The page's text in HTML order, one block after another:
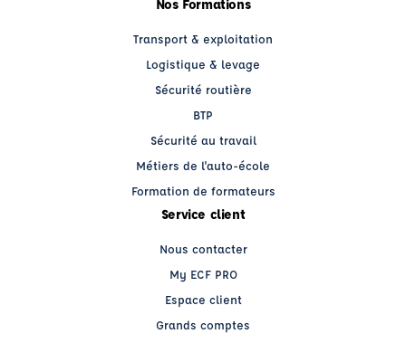
Nos Formations
Transport & exploitation
Logistique & levage
Sécurité routière
BTP
Sécurité au travail
Métiers de l'auto-école
Formation de formateurs
Service client
Nous contacter
My ECF PRO
Espace client
Grands comptes